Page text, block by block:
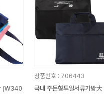
(W340
상품번호 : 706443
국내 주문형투일서류가방大